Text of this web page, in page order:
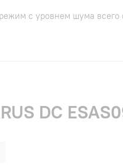
с уровнем шума всего
DC